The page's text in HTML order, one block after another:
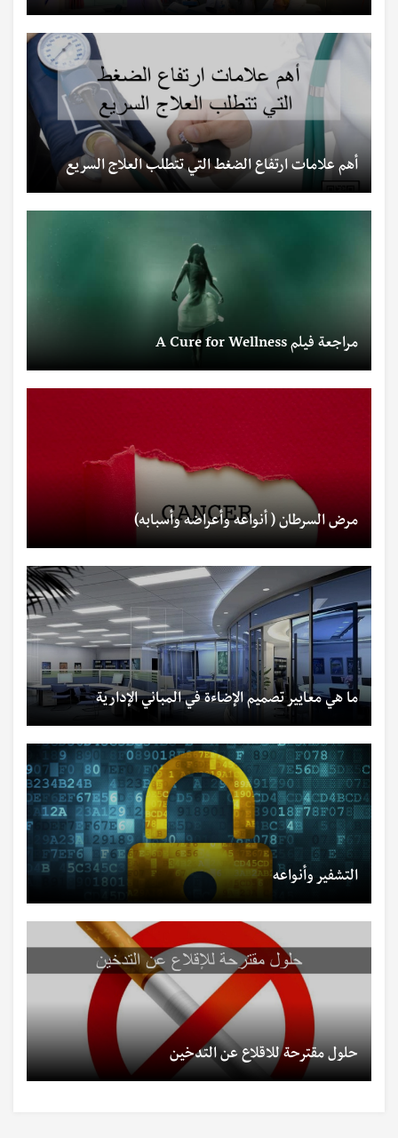
أهم علامات ارتفاع الضغط التي تتطلب العلاج السريع
مراجعة فيلم A Cure for Wellness
مرض السرطان ( أنواعه وأعراضه وأسبابه)
ما هي معايير تصميم الإضاءة في المباني الإدارية
التشفير وأنواعه
حلول مقترحة للاقلاع عن التدخين